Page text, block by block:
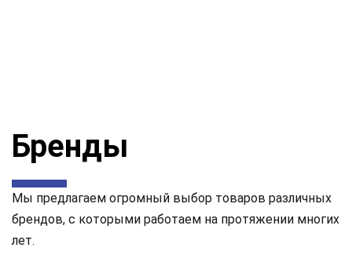
Бренды
Мы предлагаем огромный выбор товаров различных
брендов, с которыми работаем на протяжении многих
лет.